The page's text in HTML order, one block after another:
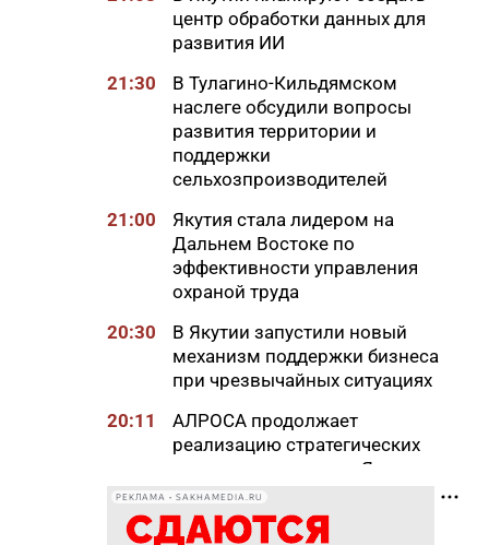
центр обработки данных для
развития ИИ
21:30
В Тулагино-Кильдямском
наслеге обсудили вопросы
развития территории и
поддержки
сельхозпроизводителей
21:00
Якутия стала лидером на
Дальнем Востоке по
эффективности управления
охраной труда
20:30
В Якутии запустили новый
механизм поддержки бизнеса
при чрезвычайных ситуациях
20:11
АЛРОСА продолжает
реализацию стратегических
проектов развития в Якутии
20:00
Более 1,3 тысячи участников
СВО и членов их семей
РЕКЛАМА • SAKHAMEDIA.RU